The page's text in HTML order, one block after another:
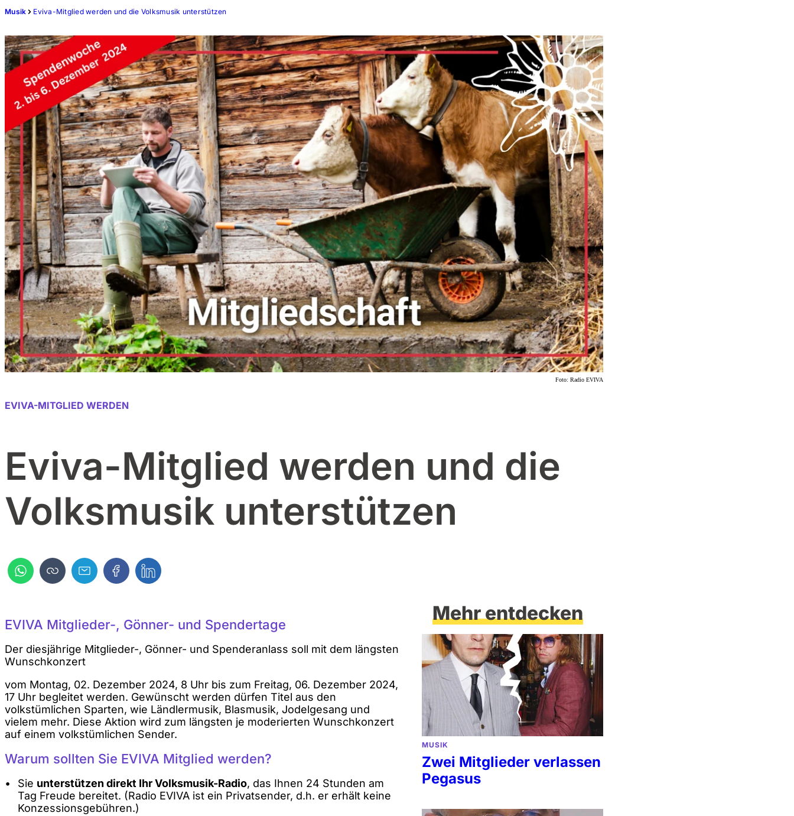
Musik Eviva-Mitglied werden und die Volksmusik unterstützen
Foto: Radio EVIVA
EVIVA-MITGLIED WERDEN
Eviva-Mitglied werden und die
Volksmusik unterstützen
EVIVA Mitglieder-, Gönner- und Spendertage
Der diesjährige Mitglieder-, Gönner- und Spenderanlass soll mit dem längsten
Wunschkonzert
vom Montag, 02. Dezember 2024, 8 Uhr bis zum Freitag, 06. Dezember 2024,
17 Uhr begleitet werden. Gewünscht werden dürfen Titel aus den
volkstümlichen Sparten, wie Ländlermusik, Blasmusik, Jodelgesang und
vielem mehr. Diese Aktion wird zum längsten je moderierten Wunschkonzert
auf einem volkstümlichen Sender.
Warum sollten Sie EVIVA Mitglied werden?
Sie unterstützen direkt Ihr Volksmusik-Radio, das Ihnen 24 Stunden am
Tag Freude bereitet. (Radio EVIVA ist ein Privatsender, d.h. er erhält keine
Konzessionsgebühren.)
Mehr entdecken
MUSIK
Zwei Mitglieder verlassen
Pegasus